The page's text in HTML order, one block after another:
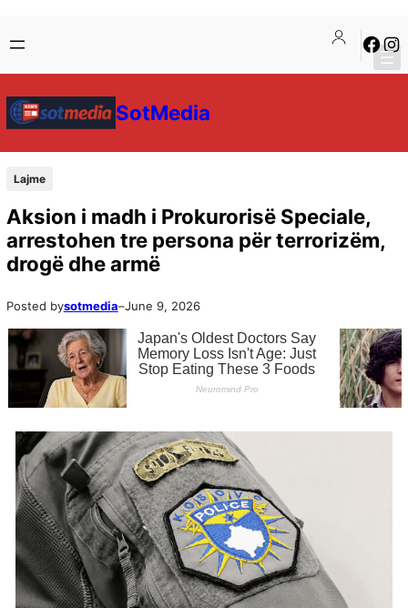
SotMedia
Lajme
Aksion i madh i Prokurorisë Speciale,
arrestohen tre persona për terrorizëm,
drogë dhe armë
Posted bysotmedia–June 9, 2026